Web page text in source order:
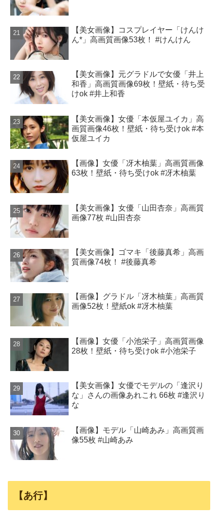
【美女画像】コスプレイヤー「けんけ
ん*」高画質画像53枚！ #けんけん
【美女画像】元グラドルで女優「井上
和香」高画質画像69枚！壁紙・待ち受
けok #井上和香
【美女画像】女優「本仮屋ユイカ」高
画質画像46枚！壁紙・待ち受けok #本
仮屋ユイカ
【画像】女優「冴木柚葉」高画質画像
63枚！壁紙・待ち受けok #冴木柚葉
【美女画像】女優「山田杏奈」高画質
画像77枚 #山田杏奈
【美女画像】ゴマキ「後藤真希」高画
質画像74枚！ #後藤真希
【画像】グラドル「冴木柚葉」高画質
画像52枚！壁紙ok #冴木柚葉
【画像】女優「小池栄子」高画質画像
28枚！壁紙・待ち受けok #小池栄子
【美女画像】女優でモデルの「逢沢り
な」さんの画像あれこれ 66枚 #逢沢り
な
【画像】モデル「山崎あみ」高画質画
像55枚 #山崎あみ
【あ行】